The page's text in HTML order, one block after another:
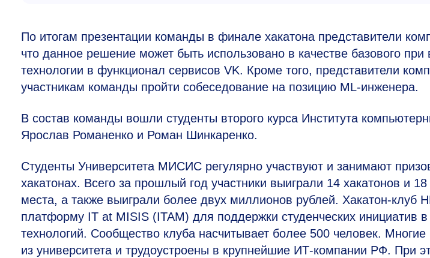
По итогам презентации команды в финале хакатона представители
что данное решение может быть использовано в качестве базового при
технологии в функционал сервисов VK. Кроме того, представители
участникам команды пройти собеседование на позицию ML-инженера.
В состав команды вошли студенты второго курса Института
Ярослав Романенко и Роман Шинкаренко.
Студенты Университета МИСИС регулярно участвуют и занимают
хакатонах. Всего за прошлый год участники выиграли 14 хакатонов и
места, а также выиграли более двух миллионов рублей. Хакатон-
платформу IT at MISIS (ITAM) для поддержки студенческих инициатив
технологий. Сообщество клуба насчитывает более 500 человек.
из университета и трудоустроены в крупнейшие ИТ-компании РФ. При